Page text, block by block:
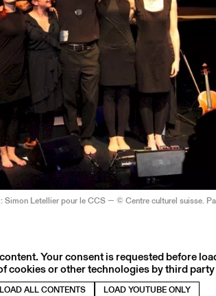
Simon Letellier pour le CCS — © Centre culturel suisse.
Your consent is requested before
cookies or other technologies by third
LOAD ALL CONTENTS LOAD YOUTUBE ONLY